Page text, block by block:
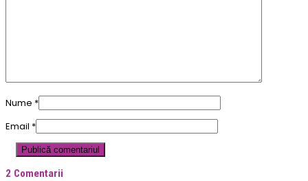
Nume *
Email *
2 Comentarii